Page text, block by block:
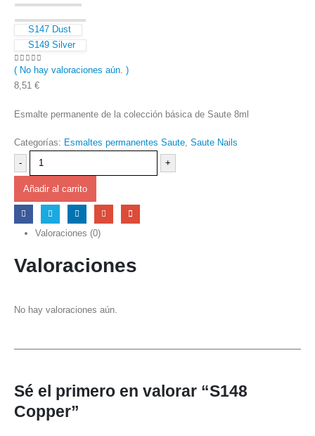
S147 Dust
S149 Silver
0 out of 5
( No hay valoraciones aún. )
8,51 €
Esmalte permanente de la colección básica de Saute 8ml
Categorías: Esmaltes permanentes Saute, Saute Nails
-
+
Añadir al carrito
Valoraciones (0)
Valoraciones
No hay valoraciones aún.
Sé el primero en valorar “S148
Copper”